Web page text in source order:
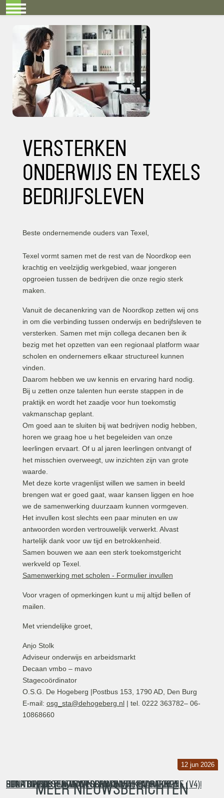
Mobile Menu Toggle
Versterken
onderwijs en Texels
bedrijfsleven
Beste ondernemende ouders van Texel,
Texel vormt samen met de rest van de Noordkop een
krachtig en veelzijdig werkgebied, waar jongeren
opgroeien tussen de bedrijven die onze regio sterk
maken.
Vanuit de decanenkring van de Noordkop zetten wij ons
in om die verbinding tussen onderwijs en bedrijfsleven te
versterken. Samen met mijn collega decanen ben ik
bezig met het opzetten van een regionaal platform waar
scholen en ondernemers elkaar structureel kunnen
vinden.
Daarom hebben we uw kennis en ervaring hard nodig.
Bij u zetten onze talenten hun eerste stappen in de
praktijk en wordt het zaadje voor hun toekomstig
vakmanschap geplant.
Om goed aan te sluiten bij wat bedrijven nodig hebben,
horen we graag hoe u het begeleiden van onze
leerlingen ervaart. Of u al jaren leerlingen ontvangt of
het misschien overweegt, uw inzichten zijn van grote
waarde.
Met deze korte vragenlijst willen we samen in beeld
brengen wat er goed gaat, waar kansen liggen en hoe
we de samenwerking duurzaam kunnen vormgeven.
Het invullen kost slechts een paar minuten en uw
antwoorden worden vertrouwelijk verwerkt. Alvast
hartelijk dank voor uw tijd en betrokkenheid.
Samen bouwen we aan een sterk toekomstgericht
werkveld op Texel.
Samenwerking met scholen - Formulier invullen
Voor vragen of opmerkingen kunt u mij altijd bellen of
mailen.
Met vriendelijke groet,
Anjo Stolk
Adviseur onderwijs en arbeidsmarkt
Decaan vmbo – mavo
Stagecoördinator
O.S.G. De Hogeberg |Postbus 153, 1790 AD, Den Burg
E-mail: osg_sta@dehogeberg.nl| tel. 0222 363782– 06-
10868660
Meer nieuwsberichten
Bijna de beste van Nederland!
26 jun 2026
Een topprestatie van Bente (V5) en Caroline (V4)!
26 jun 2026
Hulp bij kosten voor school via Kindpakket…
19 jun 2026
Start verkoop Texelse vakantiekaart 2026
12 jun 2026